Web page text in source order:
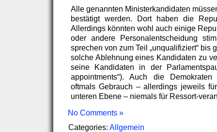
Alle genannten Ministerkandidaten
bestätigt werden. Dort haben die
Allerdings könnten wohl auch einige
oder andere Personalentscheidung
sprechen von zum Teil „unqualifiziert“ bis
solche Ablehnung eines Kandidaten zu
seine Kandidaten in der
appointments“). Auch die
oftmals Gebrauch – allerdings jeweils
unteren Ebene – niemals für Ressort-
No Comments »
Categories: Allgemein